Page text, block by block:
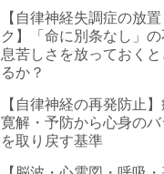
【自律神経失調症の放置
ク】「命に別条なし」
息苦しさを放っておく
るか？
【自律神経の再発防止
寛解・予防から心身のバ
を取り戻す基準